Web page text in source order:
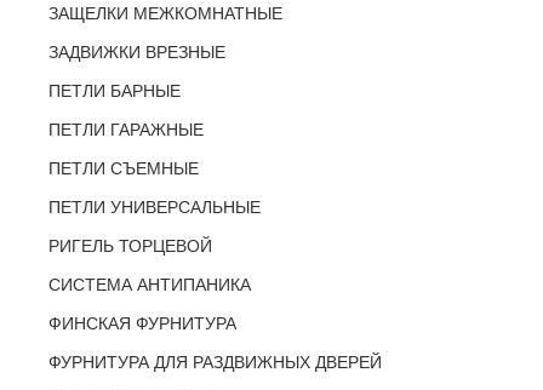
ЗАЩЕЛКИ МЕЖКОМНАТНЫЕ
ЗАДВИЖКИ ВРЕЗНЫЕ
ПЕТЛИ БАРНЫЕ
ПЕТЛИ ГАРАЖНЫЕ
ПЕТЛИ СЪЕМНЫЕ
ПЕТЛИ УНИВЕРСАЛЬНЫЕ
РИГЕЛЬ ТОРЦЕВОЙ
СИСТЕМА АНТИПАНИКА
ФИНСКАЯ ФУРНИТУРА
ФУРНИТУРА ДЛЯ РАЗДВИЖНЫХ ДВЕРЕЙ